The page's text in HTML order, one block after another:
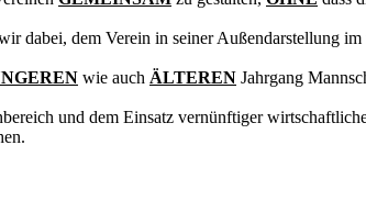
dabei, dem Verein in seiner Außendarstellung im
wie auch ÄLTEREN Jahrgang
und dem Einsatz vernünftiger